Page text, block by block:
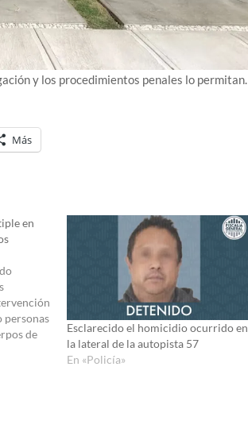
y los procedimientos penales lo permitan.
Más
en
personas
de
la
Esclarecido el homicidio ocurrido en
la lateral de la autopista 57
En «Policía»